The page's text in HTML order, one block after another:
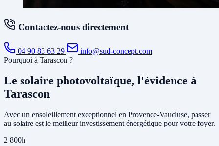
Contactez-nous directement
04 90 83 63 29
info@sud-concept.com
Pourquoi à Tarascon ?
Le solaire photovoltaïque, l'évidence à
Tarascon
Avec un ensoleillement exceptionnel en Provence-Vaucluse, passer
au solaire est le meilleur investissement énergétique pour votre foyer.
2 800h